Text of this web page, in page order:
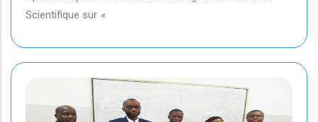
Scientifique sur «